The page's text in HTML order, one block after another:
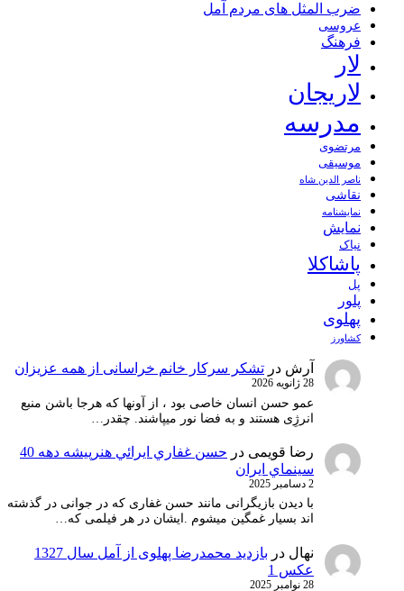
ضرب المثل های مردم آمل
عروسی
فرهنگ
لار
لاریجان
مدرسه
مرتضوی
موسیقی
ناصر الدین شاه
نقاشی
نمايشنامه
نمایش
نیاک
پاشاکلا
پل
پلور
پهلوی
کشاورز
آرش در تشکر سرکار خانم خراسانی از همه عزیزان
28 ژانویه 2026
عمو حسن انسان خاصی بود ، از آونها که هرجا باشن منبع
انرژِی هستند و به فضا نور میپاشند. چقدر…
رضا قویمی در
حسن غفاري ايرائي هنرپيشه دهه 40
سينماي ايران
2 دسامبر 2025
با دیدن بازیگرانی مانند حسن غفاری که در جوانی در گذشته
اند بسیار غمگین میشوم .ایشان در هر فیلمی که…
نهال در
بازدید محمدرضا پهلوی از آمل سال 1327
عکس 1
28 نوامبر 2025